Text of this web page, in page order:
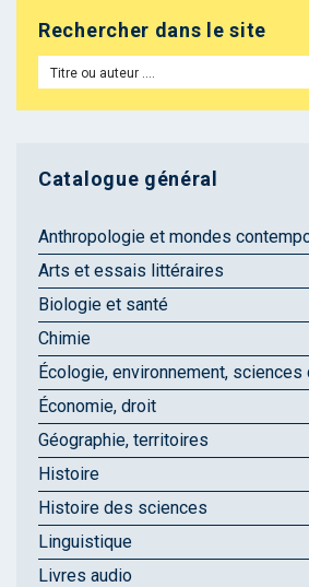
Rechercher dans le site
Catalogue général
Anthropologie et mondes
Arts et essais littéraires
Biologie et santé
Chimie
Écologie, environnement, sciences
Économie, droit
Géographie, territoires
Histoire
Histoire des sciences
Linguistique
Livres audio